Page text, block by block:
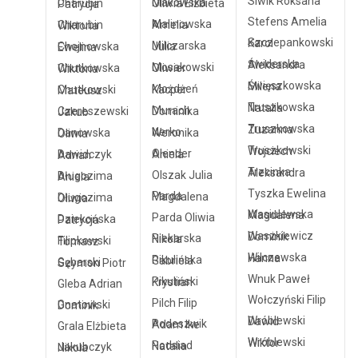
Charubin Patrycja
Charubin Wiktoria
Chojnowska Ewelina
Chutkowska Wiktoria
Chutkowski Mateusz
Czereszewski Jakub
Danowska Oliwia
Dawidczyk Adrian
Długozima Aniela
Długozima Oliwia
Dziekońska Patrycja
Filipkowski Tomasz
Gębarski Szymon Piotr
Gleba Adrian
Gnatowski Dominik
Grala Elżbieta
Jakubczyk Nikola
Makowska Oliwia Elżbieta
Malinowska Amelia
Milczarska Julia
Mosakowski Oliwier
Możdżeń Kacper
Murach Dominika
Nerko Weronika
Olender Aniela
Olszak Julia
Parda Magdalena
Parda Oliwia
Piekarska Nikola
Pikulińska Gabriela
Pikuliński Krystian
Pilch Filip
Podeszwik Adam Ike
Podsiad Natalia
Stefens Amelia
Szczepankowski Karol
Świderska Aleksandra
Święszkowska Milena
Truszkowska Natalia
Truszkowska Zuzanna
Truszkowski Wojciech
Trzcinka Aleksandra
Tyszka Ewelina
Wasiulewska Magdalena
Waszkiewicz Dominik
Wilczewska Hanna
Wnuk Paweł
Wołczyński Filip
Wróblewski Dawid
Wróblewski Wiktor